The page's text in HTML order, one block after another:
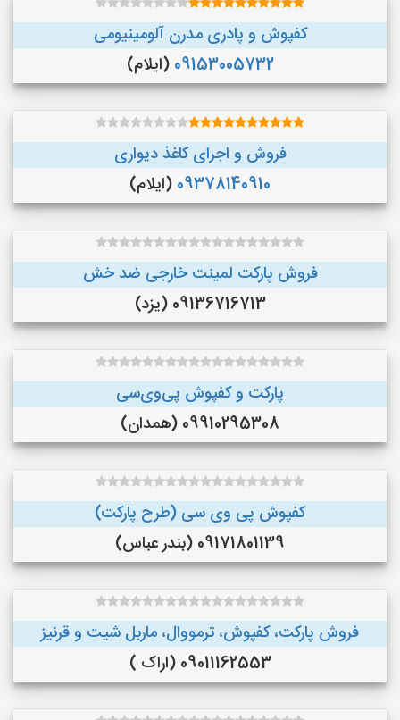
کفپوش و پادری مدرن آلومینیومی
09153005732 (ایلام)
فروش و اجرای کاغذ دیواری
09378140910 (ایلام)
فروش پارکت لمینت خارجی ضد خش
09136716713 (یزد)
پارکت و کفپوش پی‌وی‌سی
09910295308 (همدان)
کفپوش پی وی سی (طرح پارکت)
09171801139 (بندر عباس)
فروش پارکت، کفپوش، ترمووال، ماربل شیت و قرنیز
09011162553 (اراک )